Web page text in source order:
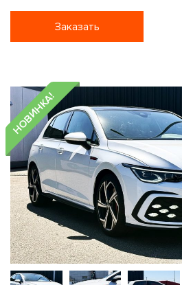
Заказать
НОВИНКА!